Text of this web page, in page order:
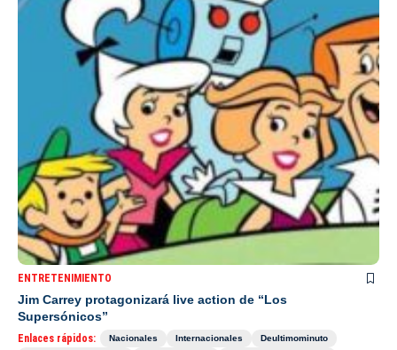
ENTRETENIMIENTO
Jim Carrey protagonizará live action de “Los
Supersónicos”
Enlaces rápidos: Nacionales Internacionales
Deultimominuto